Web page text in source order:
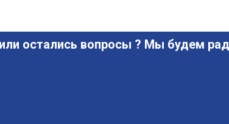
остались вопросы ? Мы будем